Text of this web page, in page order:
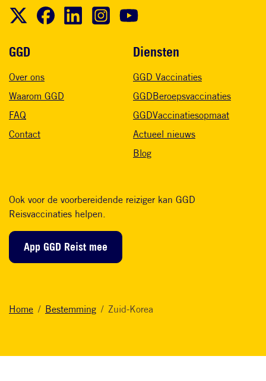
Voet
GGD
Over ons
Waarom GGD
FAQ
Contact
Diensten
GGD Vaccinaties
GGDBeroepsvaccinaties
GGDVaccinatiesopmaat
Actueel nieuws
Blog
Ook voor de voorbereidende reiziger kan GGD
Reisvaccinaties helpen.
App GGD Reist mee
Home Bestemming Zuid-Korea